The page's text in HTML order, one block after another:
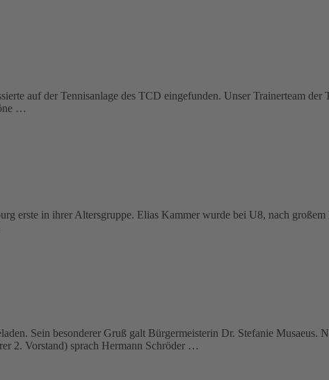
auf der Tennisanlage des TCD eingefunden. Unser Trainerteam
…
erste in ihrer Altersgruppe. Elias Kammer wurde bei U8, nach
Sein besonderer Gruß galt Bürgermeisterin Dr. Stefanie Musaeus.
2. Vorstand) sprach Hermann Schröder …